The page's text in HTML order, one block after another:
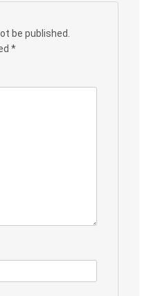
be published.
*